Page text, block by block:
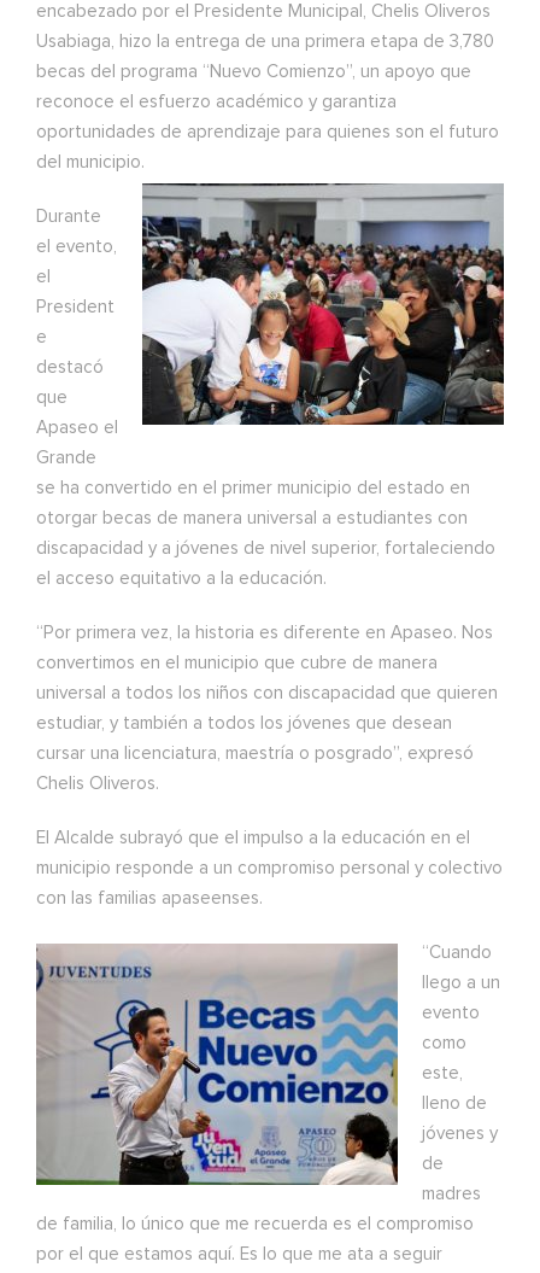
encabezado por el Presidente Municipal, Chelis Oliveros
Usabiaga, hizo la entrega de una primera etapa de 3,780
becas del programa “Nuevo Comienzo”, un apoyo que
reconoce el esfuerzo académico y garantiza
oportunidades de aprendizaje para quienes son el futuro
del municipio.
Durante
el evento,
el
President
e
destacó
que
Apaseo el
Grande
se ha convertido en el primer municipio del estado en
otorgar becas de manera universal a estudiantes con
discapacidad y a jóvenes de nivel superior, fortaleciendo
el acceso equitativo a la educación.
“Por primera vez, la historia es diferente en Apaseo. Nos
convertimos en el municipio que cubre de manera
universal a todos los niños con discapacidad que quieren
estudiar, y también a todos los jóvenes que desean
cursar una licenciatura, maestría o posgrado”, expresó
Chelis Oliveros.
El Alcalde subrayó que el impulso a la educación en el
municipio responde a un compromiso personal y colectivo
con las familias apaseenses.
“Cuando
llego a un
evento
como
este,
lleno de
jóvenes y
de
madres
de familia, lo único que me recuerda es el compromiso
por el que estamos aquí. Es lo que me ata a seguir